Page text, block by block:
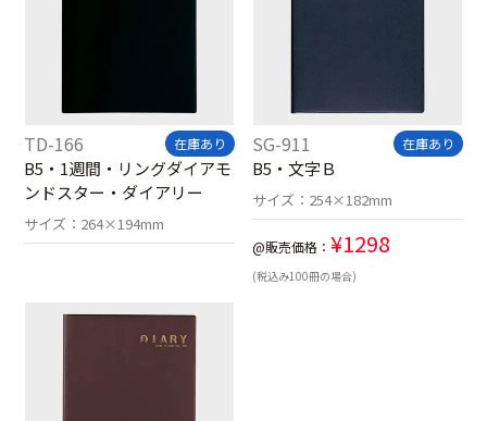
TD-166 在庫あり
B5・1週間・リングダイアモ
ンドスター・ダイアリー
サイズ： 264×194mm
SG-911 在庫あり
B5・文字Ｂ
サイズ： 254×182mm
@販売価格： ¥1298
(税込み100冊の場合)